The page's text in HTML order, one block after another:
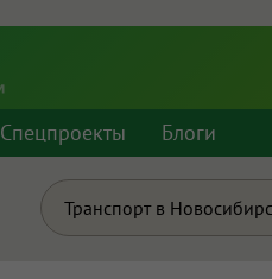
Спецпроекты Блоги
Транспорт в